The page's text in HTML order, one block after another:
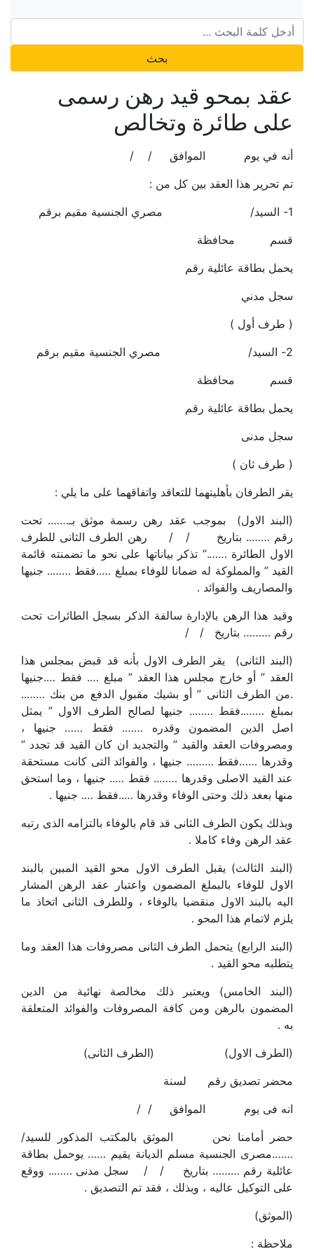
بحث
عقد بمحو قيد رهن رسمى
على طائرة وتخالص
أنه في يوم الموافق / /
تم تحرير هذا العقد بين كل من :
1- السيد/ مصري الجنسية مقيم برقم
قسم محافظة
يحمل بطاقة عائلية رقم
سجل مدني
( طرف أول )
2- السيد/ مصري الجنسية مقيم برقم
قسم محافظة
يحمل بطاقة عائلية رقم
سجل مدنى
( طرف ثان )
يقر الطرفان بأهليتهما للتعاقد واتفاقهما على ما يلي :
(البند الاول) بموجب عقد رهن رسمة موثق بـ……. تحت
رقم …….. بتاريخ / / رهن الطرف الثانى للطرف
الاول الطائرة …….” تذكر بياناتها على نحو ما تضمنته قائمة
القيد ” والمملوكة له ضمانا للوفاء بمبلغ …..فقط …….. جنيها
والمصاريف والفوائد .
وقيد هذا الرهن بالإدارة سالفة الذكر بسجل الطائرات تحت
رقم ……… بتاريخ / /
(البند الثانى) يقر الطرف الاول بأنه قد قبض بمجلس هذا
العقد ” أو خارج مجلس هذا العقد ” مبلغ …. فقط ….جنيها
.من الطرف الثانى ” أو بشيك مقبول الدفع من بنك ……..
بمبلغ ……..فقط …….. جنيها لصالح الطرف الاول ” يمثل
اصل الدين المضمون وقدره ……. فقط …… جنيها ،
ومصروفات العقد والقيد ” والتجديد ان كان القيد قد تجدد ”
وقدرها ……فقط ……… جنيها ، والفوائد التى كانت مستحقة
عند القيد الاصلى وقدرها …….. فقط ….. جنيها ، وما استحق
منها بعغد ذلك وحتى الوفاء وقدرها …..فقط …. جنيها .
وبذلك يكون الطرف الثانى قد قام بالوفاء بالتزامه الذى رتبه
عقد الرهن وفاء كاملا .
(البند الثالث) يقبل الطرف الاول محو القيد المبين بالبند
الاول للوفاء بالبملغ المضمون واعتبار عقد الرهن المشار
اليه بالبند الاول منقضيا بالوفاء ، وللطرف الثانى اتخاذ ما
يلزم لاتمام هذا المحو .
(البند الرابع) يتحمل الطرف الثانى مصروفات هذا العقد وما
يتطلبه محو القيد .
(البند الخامس) ويعتبر ذلك مخالصة نهائية من الدين
المضمون بالرهن ومن كافة المصروفات والفوائد المتعلقة
به .
(الطرف الاول) (الطرف الثانى)
محضر تصديق رقم لسنة
انه فى يوم الموافق / /
حضر أمامنا نحن الموثق بالمكتب المذكور للسيد/
…….مصرى الجنسية مسلم الديانة يقيم …… يوحمل بطاقة
عائلية رقم ……… بتاريخ / / سجل مدنى …….. ووقع
على التوكيل عاليه ، وبذلك ، فقد تم التصديق .
(الموثق)
ملاحظة :